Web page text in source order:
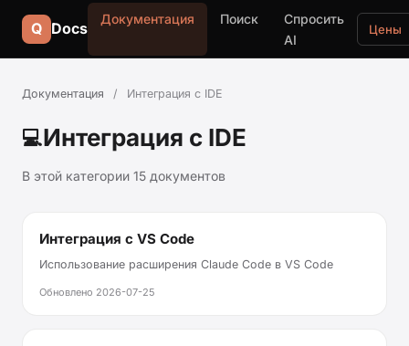
Q Docs
Документация Поиск
Спросить
AI
Цены
Документация / Интеграция с IDE
💻Интеграция с IDE
В этой категории 15 документов
Интеграция с VS Code
Использование расширения Claude Code в VS Code
Обновлено 2026-07-25